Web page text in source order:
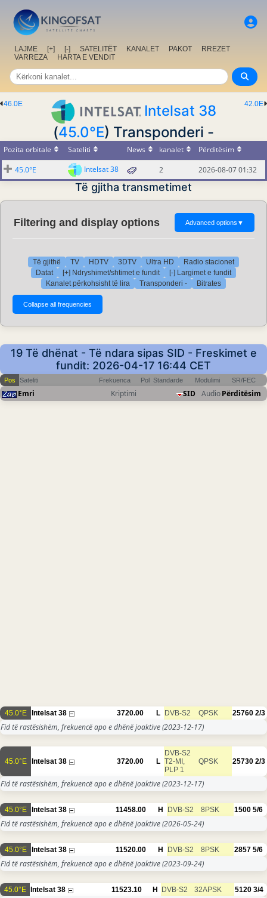
LAJME [+] [-] SATELITËT KANALET PAKOT
RREZET
VARREZA
HARTA E VENDIT
42.0E
46.0E
Intelsat 38
(45.0°E) Transponderi -
Pozita orbitale Sateliti News kanalet
Përditësim
45.0°E
Intelsat 38 2 2026-08-07 01:32
Të gjitha transmetimet
Filtering and display options Advanced options ▼
Të gjithë TV HDTV 3DTV Ultra HD
Radio stacionet
Datat
[+] Ndryshimet/shtimet e fundit
[-] Largimet e fundit
Kanalet përkohsisht të lira
Transponderi - Bitrates
19 Të dhënat - Të ndara sipas SID - Freskimet e
fundit: 2026-04-17 16:44 CET
Pos Sateliti Frekuenca Pol Standarde Modulimi SR/FEC
Emri Kriptimi SID AudioPërditësim
45.0°E Intelsat 38 3720.00 L DVB-S2 QPSK 25760 2/3
Fid të rastësishëm, frekuencë apo e dhënë joaktive(2023-12-17)
45.0°E Intelsat 38 3720.00 L
DVB-S2
T2-MI,
PLP 1
QPSK 25730 2/3
Fid të rastësishëm, frekuencë apo e dhënë joaktive(2023-12-17)
45.0°E Intelsat 38 11458.00 H DVB-S2 8PSK 1500 5/6
Fid të rastësishëm, frekuencë apo e dhënë joaktive(2026-05-24)
45.0°E Intelsat 38 11520.00 H DVB-S2 8PSK 2857 5/6
Fid të rastësishëm, frekuencë apo e dhënë joaktive(2023-09-24)
45.0°E Intelsat 38 11523.10 H DVB-S2 32APSK 5120 3/4